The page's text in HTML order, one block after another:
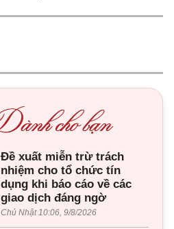
Đề xuất miễn trừ trách
nhiệm cho tổ chức tín
dụng khi báo cáo về các
giao dịch đáng ngờ
Chủ Nhật 10:06, 9/8/2026